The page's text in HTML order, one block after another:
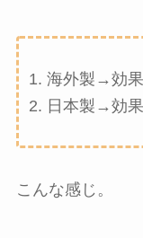
海外製→効
日本製→効
こんな感じ。